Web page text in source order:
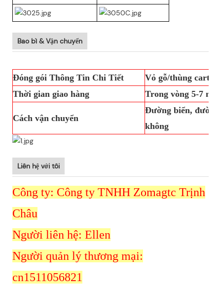
Bao bì & Vận chuyển
Đóng gói Thông Tin Chi Tiết
Vỏ gỗ/thùng carton
Thời gian giao hàng
Trong vòng 5-7
Cách vận chuyển
Đường biển, đường
không
Liên hệ với tôi
Công ty: Công ty TNHH Zomagtc Trịnh
Châu
Người liên hệ: Ellen
Người quản lý thương mại:
cn1511056821